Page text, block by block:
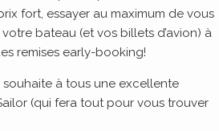
fort, essayer au maximum de vous
bateau (et vos billets d’avion) à
remises early-booking!
souhaite à tous une excellente
(qui fera tout pour vous trouver